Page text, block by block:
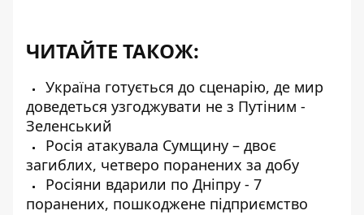
ЧИТАЙТЕ ТАКОЖ:
Україна готується до сценарію, де мир
доведеться узгоджувати не з Путіним -
Зеленський
Росія атакувала Сумщину – двоє
загиблих, четверо поранених за добу
Росіяни вдарили по Дніпру - 7
поранених, пошкоджене підприємство